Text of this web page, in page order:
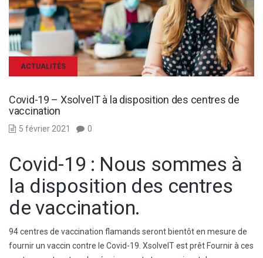
ACTUALITÉS
Covid-19 – XsolveIT à la disposition des centres de
vaccination
5 février 2021 0
Covid-19 : Nous sommes à
la disposition des centres
de vaccination.
94 centres de vaccination flamands seront bientôt en mesure de
fournir un vaccin contre le Covid-19. XsolveIT est prêtFournir à ces